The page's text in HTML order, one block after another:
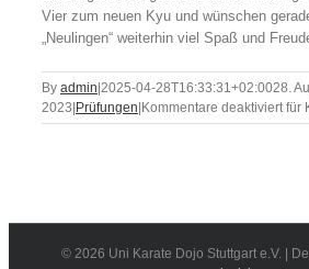
Vier zum neuen Kyu und wünschen
„Neulingen“ weiterhin viel Spaß und
By admin 2025-04-28T16:33:31+02:0028.
2023 Prüfungen Kommentare deaktiviertfür
© 2026 Uni Karate Dojo Stuttgart e.V. |